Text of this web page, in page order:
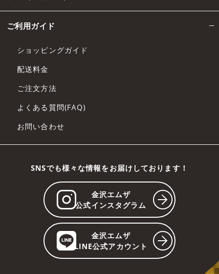
ご利用ガイド
ショッピングガイド
配送料金
ご注文方法
よくある質問(FAQ)
お問い合わせ
SNSでも様々な情報をお届けしております！
金沢エムザ
公式インスタグラム
金沢エムザ
LINE公式アカウント